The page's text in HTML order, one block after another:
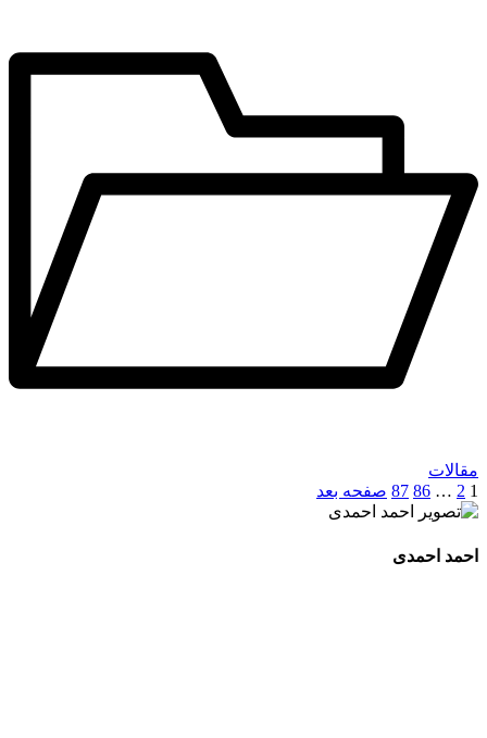
مقالات
1
2
…
86
87 صفحه بعد
احمد احمدی